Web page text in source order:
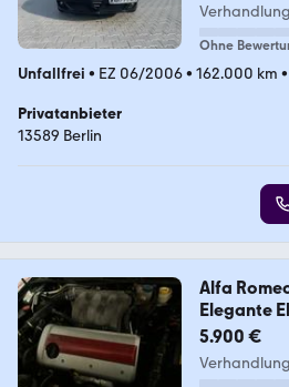
Ohne
Unfallfrei • EZ 06/2006• 162.000 km •
Privatanbieter
13589 Berlin
Alfa
Elegante
5.900 €